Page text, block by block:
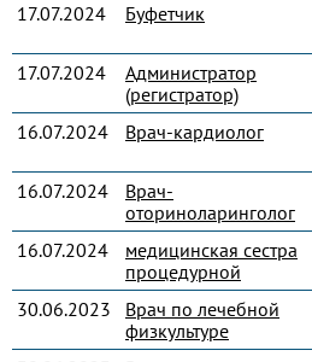
17.07.2024
Буфетчик
17.07.2024
Администратор
(регистратор)
16.07.2024
Врач-кардиолог
16.07.2024
Врач-
оториноларинголог
16.07.2024
медицинская сестра
процедурной
30.06.2023
Врач по лечебной
физкультуре